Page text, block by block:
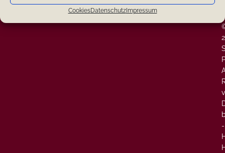
CookiesDatenschutzImpressum
-